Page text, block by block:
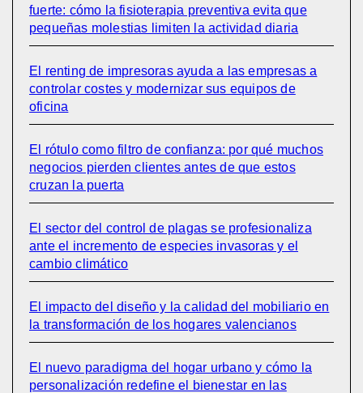
fuerte: cómo la fisioterapia preventiva evita que
pequeñas molestias limiten la actividad diaria
El renting de impresoras ayuda a las empresas a
controlar costes y modernizar sus equipos de
oficina
El rótulo como filtro de confianza: por qué muchos
negocios pierden clientes antes de que estos
cruzan la puerta
El sector del control de plagas se profesionaliza
ante el incremento de especies invasoras y el
cambio climático
El impacto del diseño y la calidad del mobiliario en
la transformación de los hogares valencianos
El nuevo paradigma del hogar urbano y cómo la
personalización redefine el bienestar en las